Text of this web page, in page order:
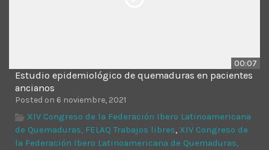
00:07
Estudio epidemiológico de quemaduras en pacientes
ancianos
Posted on 6 noviembre, 2021
XIV Congreso de la Federación Ibero Latinoamericana
de Quemaduras, FELAQ Trabajos libres XIV Congreso de
la Federación Ibero Latinoamericana de Quemaduras,